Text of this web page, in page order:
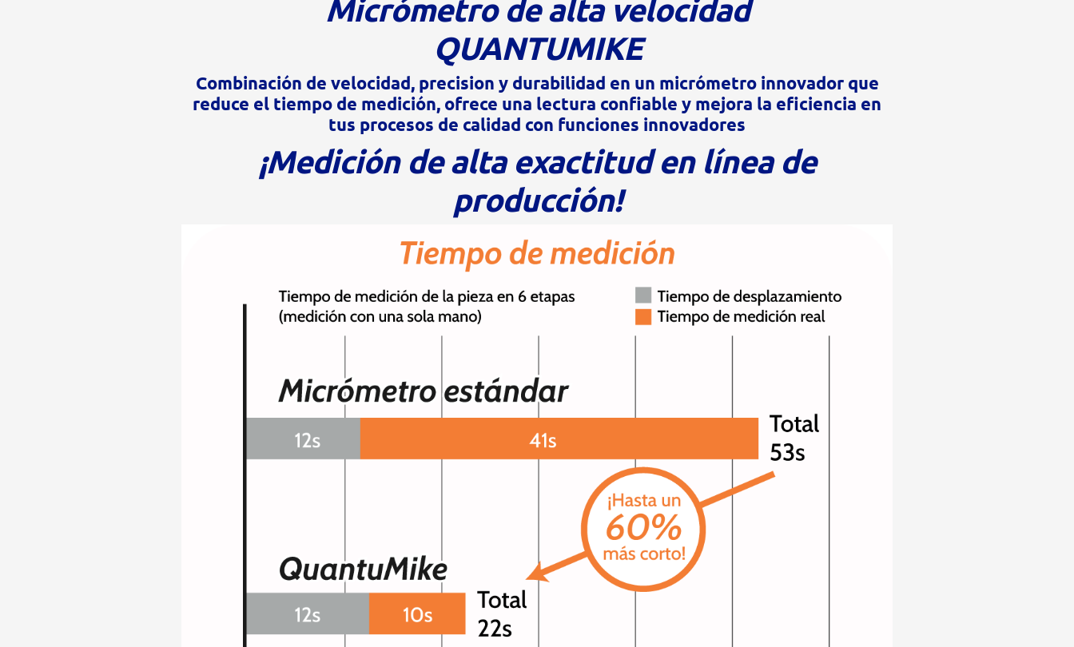
Micrómetro de alta velocidad
QUANTUMIKE
Combinación de velocidad, precision y durabilidad en un micrómetro innovador que
reduce el tiempo de medición, ofrece una lectura confiable y mejora la eficiencia en
tus procesos de calidad con funciones innovadores
¡Medición de alta exactitud en línea de
producción!